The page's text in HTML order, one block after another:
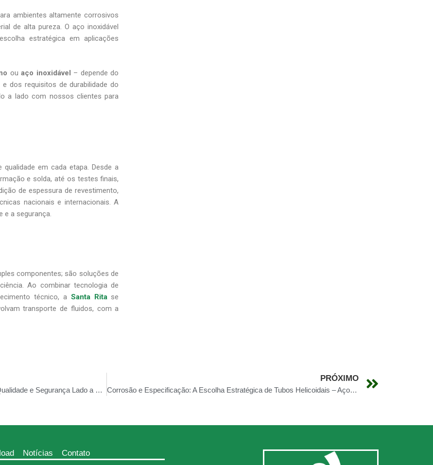
ambientes altamente corrosivos
de alta pureza. O aço inoxidável
estratégica em aplicações
ouaço inoxidável – depende do
dos requisitos de durabilidade do
a lado com nossos clientes para
em cada etapa. Desde a
e solda, até os testes finais,
de espessura de revestimento,
nacionais e internacionais. A
e a segurança.
componentes; são soluções de
Ao combinar tecnologia de
técnico, a Santa Ritase
transporte de fluidos, com a
Fabricação de Tubos Helicoidais e a NR-12: Qualidade e Segurança Lado a Lado
PRÓXIMO
Corrosão e Especificação: A Escolha Estratégica de Tubos Helicoidais – Aço Carbono, Aço Inoxidável ou Revestidos
Notícias Contato